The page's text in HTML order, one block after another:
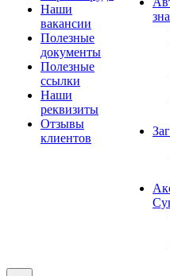
Наши
вакансии
Полезные
документы
Полезные
ссылки
Наши
реквизиты
Отзывы
клиентов